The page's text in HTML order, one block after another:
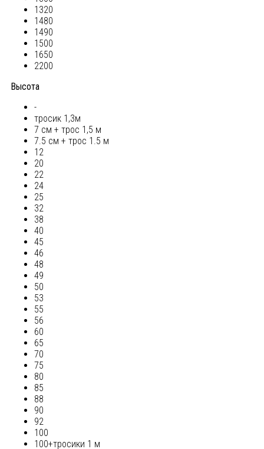
1320
1480
1490
1500
1650
2200
Высота
-
тросик 1,3м
7 см + трос 1,5 м
7.5 см + трос 1.5 м
12
20
22
24
25
32
38
40
45
46
48
49
50
53
55
56
60
65
70
75
80
85
88
90
92
100
100+тросики 1 м